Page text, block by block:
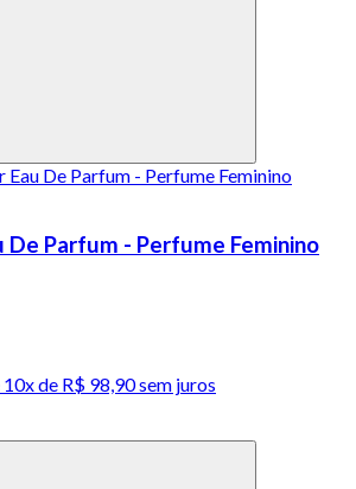
De Parfum - Perfume Feminino
10x de R$ 98,90 sem juros